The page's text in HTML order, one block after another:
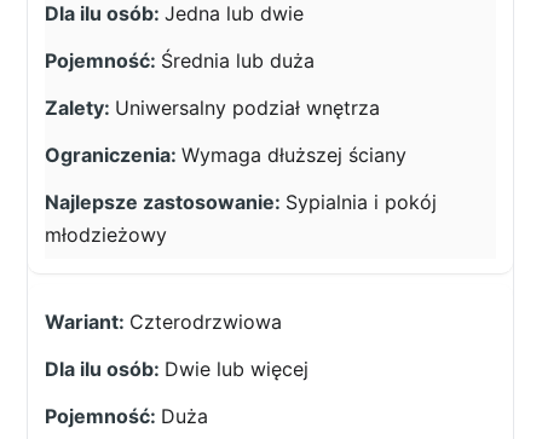
Jedna lub dwie
Średnia lub duża
Uniwersalny podział wnętrza
Wymaga dłuższej ściany
Sypialnia i pokój
młodzieżowy
Czterodrzwiowa
Dwie lub więcej
Duża